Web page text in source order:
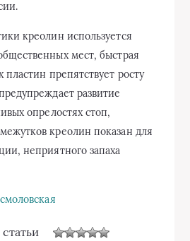
креолин используется
мест, быстрая
пластин препятствует росту
развитие
опрелостях стоп,
креолин показан для
неприятного запаха